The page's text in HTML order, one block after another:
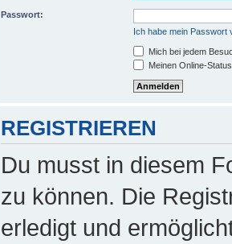
Passwort:
Ich habe mein Passwort
Mich bei jedem
Meinen Online-
REGISTRIEREN
Du musst in diesem
zu können. Die
erledigt und